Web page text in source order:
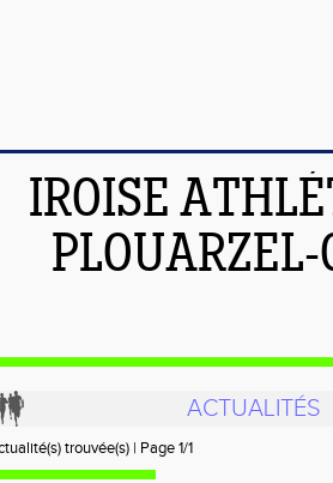
IROISE
ACTUALITÉS
trouvée(s) | Page 1/1